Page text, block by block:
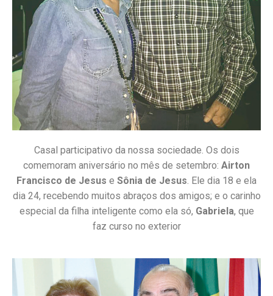
Casal participativo da nossa sociedade. Os dois
comemoram aniversário no mês de setembro: Airton
Francisco de Jesus e Sônia de Jesus. Ele dia 18 e ela
dia 24, recebendo muitos abraços dos amigos; e o carinho
especial da filha inteligente como ela só, Gabriela, que
faz curso no exterior